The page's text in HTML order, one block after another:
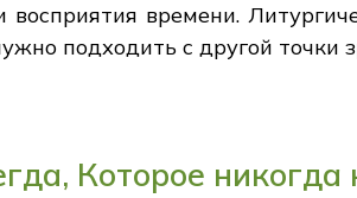
восприятия времени.
подходить с другой точки
Которое никогда